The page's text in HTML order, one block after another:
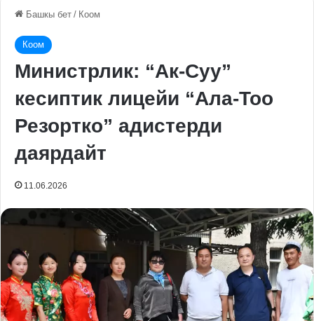
Башкы бет / Коом
Коом
Министрлик: “Ак-Суу”
кесиптик лицейи “Ала-Тоо
Резортко” адистерди
даярдайт
11.06.2026